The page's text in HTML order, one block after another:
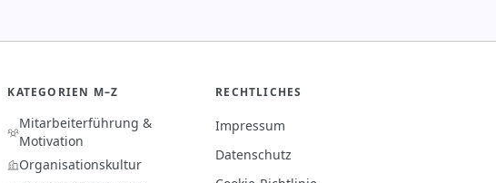
KATEGORIEN M–Z
Mitarbeiterführung &
Motivation
Organisationskultur
RECHTLICHES
Impressum
Datenschutz